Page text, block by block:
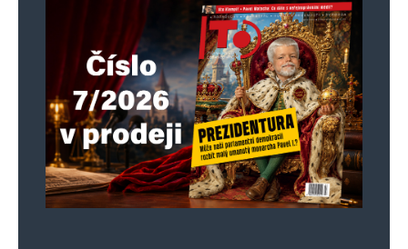
Webová stránka
Uložit do prohlížeče jméno, e-mail a webovou stránku pro budoucí
komentáře.
Informujte mě o nových komentářích e-mailem.
Informujte mě o nových příspěvcích e-mailem.